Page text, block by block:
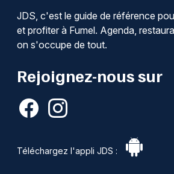
JDS, c'est le guide de référence
et profiter à Fumel. Agenda,
on s'occupe de tout.
Rejoignez-nous sur
Téléchargez l'appli JDS :